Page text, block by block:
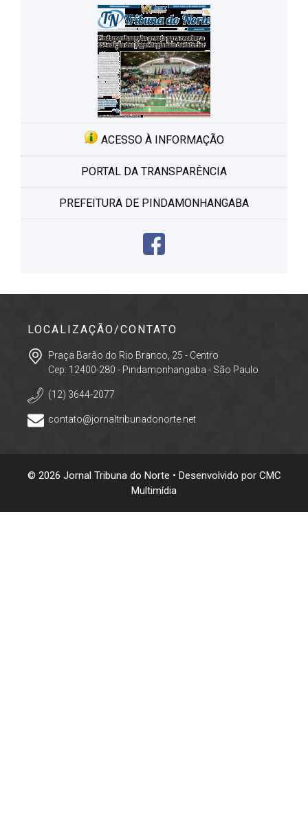
ACESSO À INFORMAÇÃO
PORTAL DA TRANSPARÊNCIA
PREFEITURA DE PINDAMONHANGABA
LOCALIZAÇÃO/CONTATO
Praça Barão do Rio Branco, 25 - Centro
Cep: 12400-280 - Pindamonhangaba - São Paulo
(12) 3644-2077
contato@jornaltribunadonorte.net
© 2026 Jornal Tribuna do Norte • Desenvolvido por CMC
Multimídia